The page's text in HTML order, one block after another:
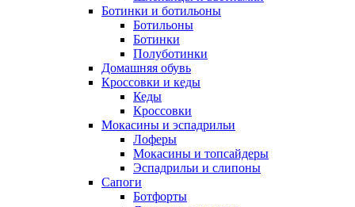
Ботинки и ботильоны
Ботильоны
Ботинки
Полуботинки
Домашняя обувь
Кроссовки и кеды
Кеды
Кроссовки
Мокасины и эспадрильи
Лоферы
Мокасины и топсайдеры
Эспадрильи и слипоны
Сапоги
Ботфорты